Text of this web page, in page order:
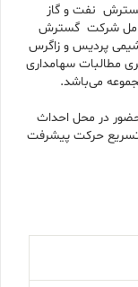
نفت و گاز
عامل شرکت گسترش
پردیس و زاگرس
مطالبات سهامداری
می‌باشد.
در محل احداث
تسریع حرکت پیشرفت